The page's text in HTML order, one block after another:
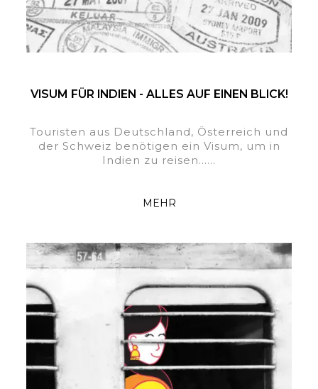
VISUM FÜR INDIEN - ALLES AUF EINEN BLICK!
Touristen aus Deutschland, Österreich und
der Schweiz benötigen ein Visum, um in
Indien zu reisen......
MEHR